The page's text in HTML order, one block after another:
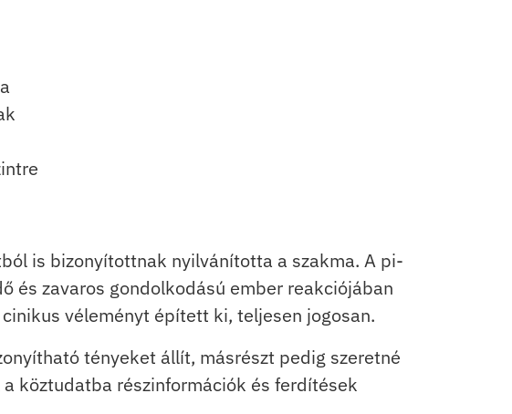
is bizonyítottnak nyilvánította a szakma. A pi-
és zavaros gondolkodású ember reakciójában
véleményt épített ki, teljesen jogosan.
tényeket állít, másrészt pedig szeretné
köztudatba részinformációk és ferdítések